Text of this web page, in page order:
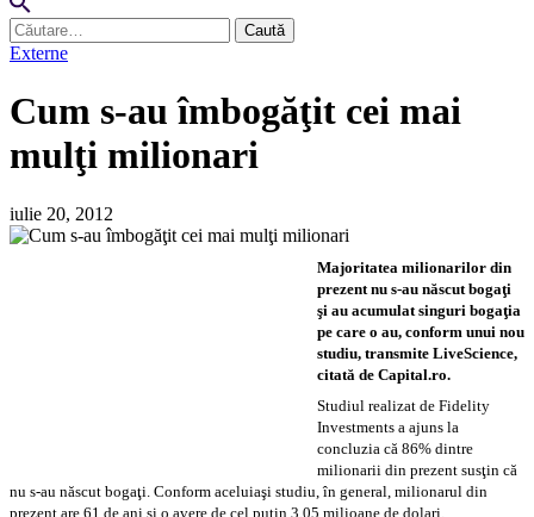
Caută
după:
Externe
Cum s-au îmbogăţit cei mai
mulţi milionari
iulie 20, 2012
Majoritatea milionarilor din
prezent nu s-au născut bogaţi
şi au acumulat singuri bogaţia
pe care o au, conform unui nou
studiu, transmite LiveScience,
citată de Capital.ro.
Studiul realizat de Fidelity
Investments a ajuns la
concluzia că 86% dintre
milionarii din prezent susţin că
nu s-au născut bogaţi. Conform aceluiaşi studiu, în general, milionarul din
prezent are 61 de ani şi o avere de cel puţin 3,05 milioane de dolari.